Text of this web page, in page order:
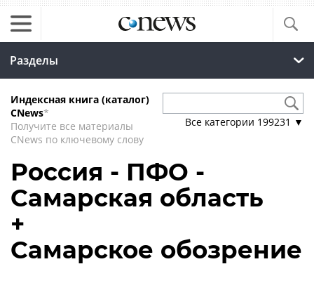
Разделы
Индексная книга (каталог)
CNews*
Получите все материалы
CNews по ключевому слову
Все категории 199231 ▼
Россия - ПФО -
Самарская область
+
Самарское обозрение